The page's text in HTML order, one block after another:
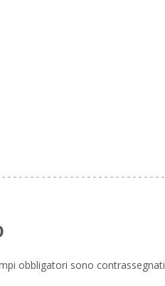
obbligatori sono contrassegnati